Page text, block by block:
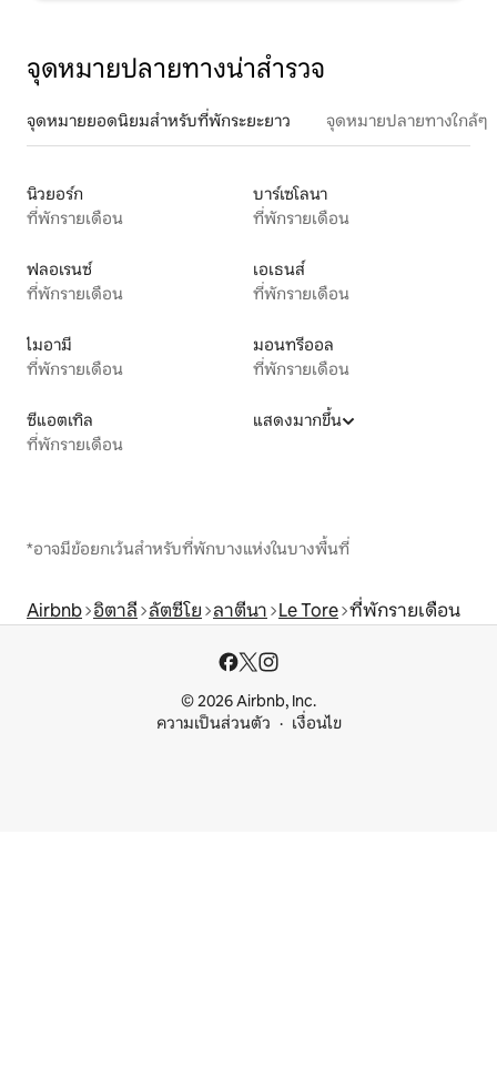
จุดหมายปลายทางน่าสำรวจ
จุดหมายยอดนิยมสำหรับที่พักระยะยาว จุดหมายปลายทางใกล้ๆ
นิวยอร์ก
ที่พักรายเดือน
บาร์เซโลนา
ที่พักรายเดือน
ฟลอเรนซ์
ที่พักรายเดือน
เอเธนส์
ที่พักรายเดือน
ไมอามี
ที่พักรายเดือน
มอนทรีออล
ที่พักรายเดือน
ซีแอตเทิล
ที่พักรายเดือน
แสดงมากขึ้น
*อาจมีข้อยกเว้นสำหรับที่พักบางแห่งในบางพื้นที่
Airbnb อิตาลี ลัตซีโย ลาตีนา Le Tore ที่พักรายเดือน
© 2026 Airbnb, Inc.
ความเป็นส่วนตัว
เงื่อนไข